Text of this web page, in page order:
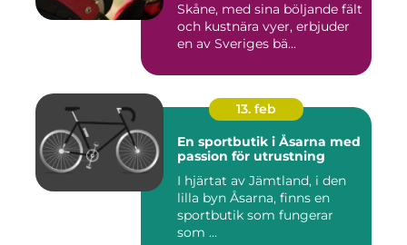
Skåne, med sina böljande fält
och kustnära vyer, erbjuder
en av Sveriges bä...
13. feb
En sportbutik i Åsarna med
passion för utrustning
I hjärtat av Jämtland, i den
lilla byn Åsarna, finns en
sportbutik som fungerar
som ...